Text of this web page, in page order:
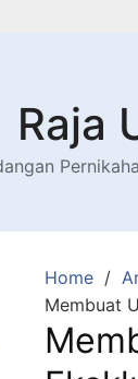
Raja
Home
Membuat